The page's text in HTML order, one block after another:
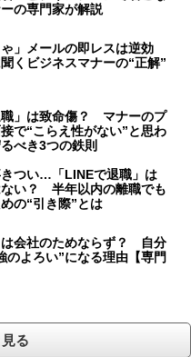
の専門家が解説
ゃ」メールの即レスは逆効
くビジネスマナーの“正解”
職」は致命傷？ マナーのプ
で“こらえ性がない”と思わ
べき3つの鉄則
つい…「LINEで退職」は
ない？ 半年以内の離職でも
の“引き際”とは
は会社のためならず？ 自分
のよろい”になる理由【専門
る